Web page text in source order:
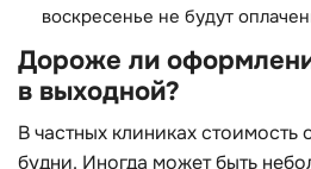
воскресенье не будут
Дороже ли
в выходной?
В частных клиниках стоимость
будни. Иногда может быть